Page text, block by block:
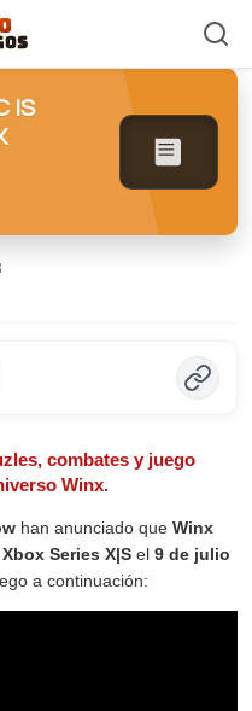
IS
combates y juego
Winx.
han anunciado que Winx
Xbox Series X|S el 9 de julio
a continuación: